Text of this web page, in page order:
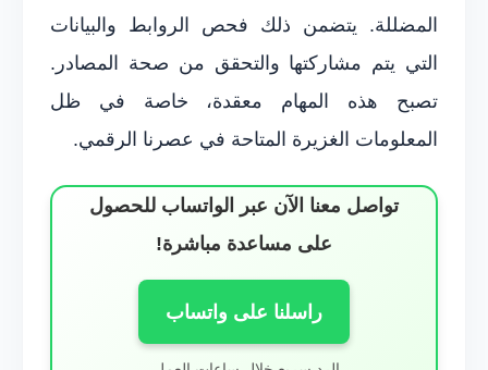
المضللة. يتضمن ذلك فحص الروابط والبيانات
التي يتم مشاركتها والتحقق من صحة المصادر.
تصبح هذه المهام معقدة، خاصة في ظل
المعلومات الغزيرة المتاحة في عصرنا الرقمي.
تواصل معنا الآن عبر الواتساب للحصول
على مساعدة مباشرة!
راسلنا على واتساب